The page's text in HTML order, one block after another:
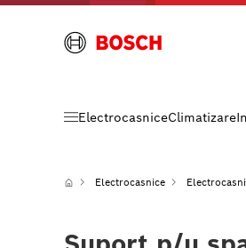
ElectrocasniceClimatizare
Electrocasnice